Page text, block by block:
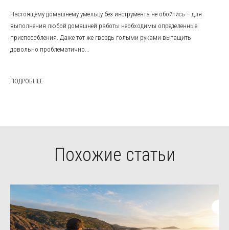
Настоящему домашнему умельцу без инструмента не обойтись – для
выполнения любой домашней работы необходимы определенные
приспособления. Даже тот же гвоздь голыми руками вытащить
довольно проблематично...
ПОДРОБНЕЕ
Похожие статьи